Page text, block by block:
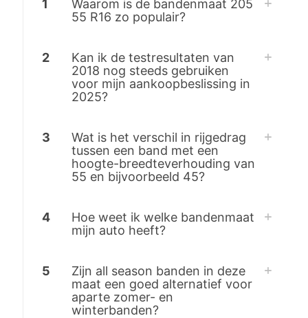
1
Waarom is de bandenmaat 205
55 R16 zo populair?
2
Kan ik de testresultaten van
2018 nog steeds gebruiken
voor mijn aankoopbeslissing in
2025?
3
Wat is het verschil in rijgedrag
tussen een band met een
hoogte-breedteverhouding van
55 en bijvoorbeeld 45?
4
Hoe weet ik welke bandenmaat
mijn auto heeft?
5
Zijn all season banden in deze
maat een goed alternatief voor
aparte zomer- en
winterbanden?